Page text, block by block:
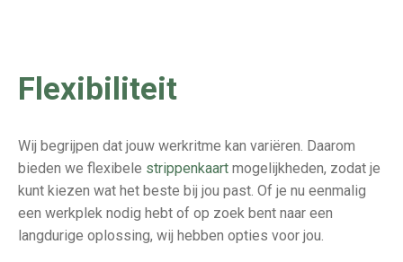
Flexibiliteit
Wij begrijpen dat jouw werkritme kan variëren. Daarom
bieden we flexibele strippenkaart mogelijkheden, zodat je
kunt kiezen wat het beste bij jou past. Of je nu eenmalig
een werkplek nodig hebt of op zoek bent naar een
langdurige oplossing, wij hebben opties voor jou.